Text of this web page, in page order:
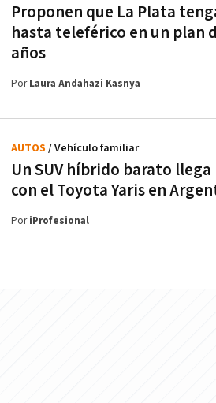
Proponen que La Plata
hasta teleférico en un plan
años
PorLaura Andahazi Kasnya
Un SUV híbrido barato
con el Toyota Yaris en
AUTOS / Vehículo familiar
PoriProfesional